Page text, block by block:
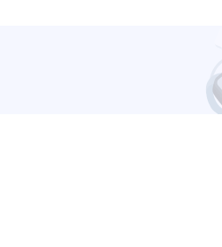
1 х USB 3.0/USB 3.2 Gen